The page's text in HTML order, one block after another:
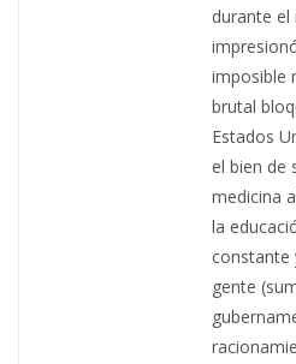
durante el
imposible
brutal
Estados
el bien de
medicina
la
constante
gente